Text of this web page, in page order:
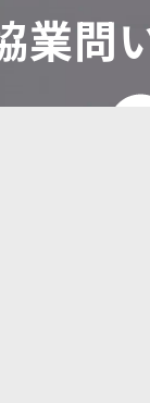
業問